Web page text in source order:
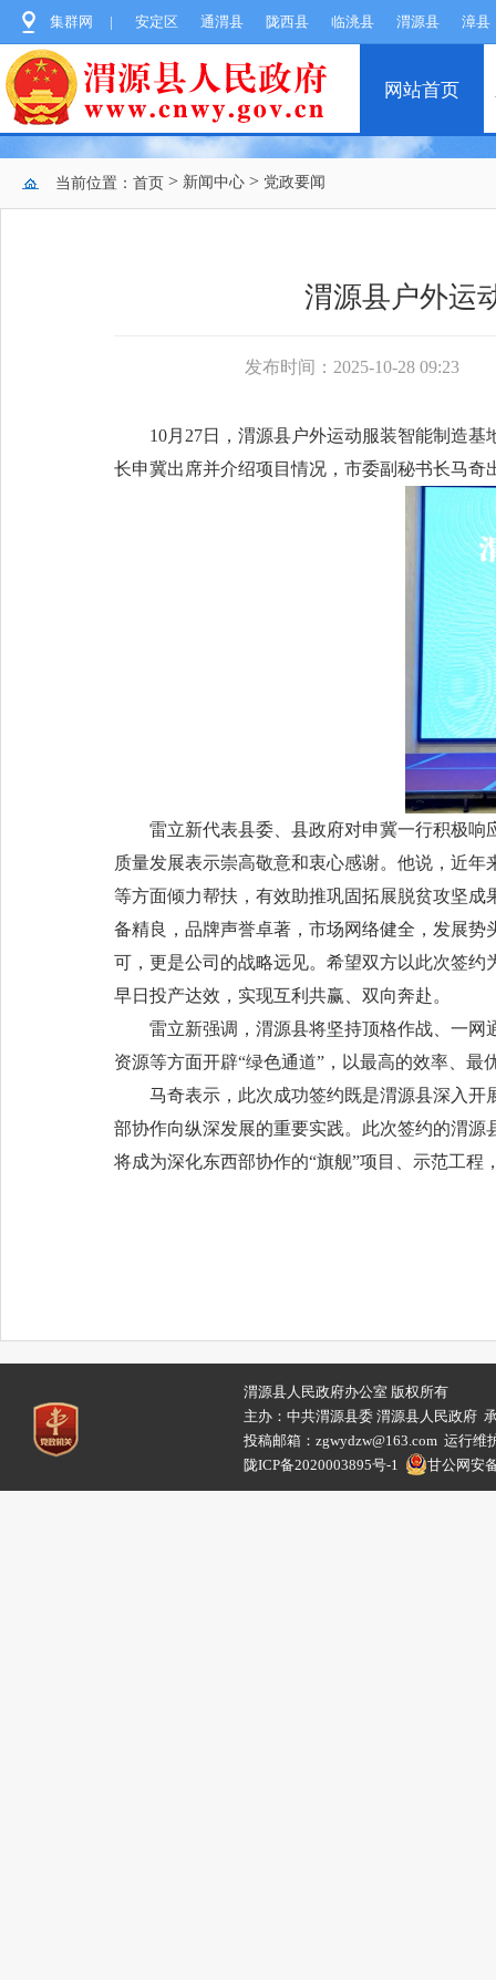
集群网 | 安定区 通渭县 陇西县 临洮县 渭源县 漳县
网站首页
当前位置： 首页 > 新闻中心 > 党政要闻
渭源县户外运
发布时间：2025-10-28 09:23
10月27日，渭源县户外运动服装智能制造
长申冀出席并介绍项目情况，市委副秘书长马
雷立新代表县委、县政府对申冀一行积极
质量发展表示崇高敬意和衷心感谢。他说，近
等方面倾力帮扶，有效助推巩固拓展脱贫攻坚
备精良，品牌声誉卓著，市场网络健全，发展
可，更是公司的战略远见。希望双方以此次签
早日投产达效，实现互利共赢、双向奔赴。
雷立新强调，渭源县将坚持顶格作战、一
资源等方面开辟“绿色通道”，以最高的效率、
马奇表示，此次成功签约既是渭源县深入开
部协作向纵深发展的重要实践。此次签约的渭
将成为深化东西部协作的“旗舰”项目、示范工
渭源县人民政府办公室 版权所有
主办：中共渭源县委 渭源县人民政府
投稿邮箱：zgwydzw@163.com 运行维
陇ICP备2020003895号-1
甘公网安